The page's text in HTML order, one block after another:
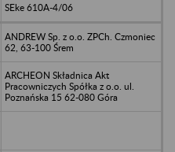
SEke 610A-4/06
ANDREW Sp. z o.o. ZPCh. Czmoniec
62, 63-100 Śrem
ARCHEON Składnica Akt
Pracowniczych Spółka z o.o. ul.
Poznańska 15 62-080 Góra